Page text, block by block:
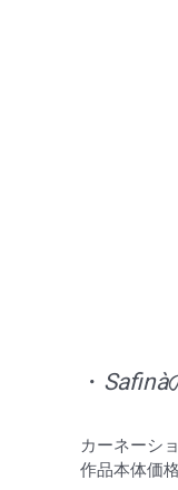
・ Safinà
カーネーシ
作品本体価